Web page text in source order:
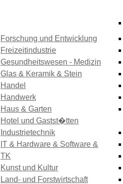
Forschung und Entwicklung
Freizeitindustrie
Gesundheitswesen - Medizin
Glas & Keramik & Stein
Handel
Handwerk
Haus & Garten
Hotel und Gastst�tten
Industrietechnik
IT & Hardware & Software &
TK
Kunst und Kultur
Land- und Forstwirtschaft